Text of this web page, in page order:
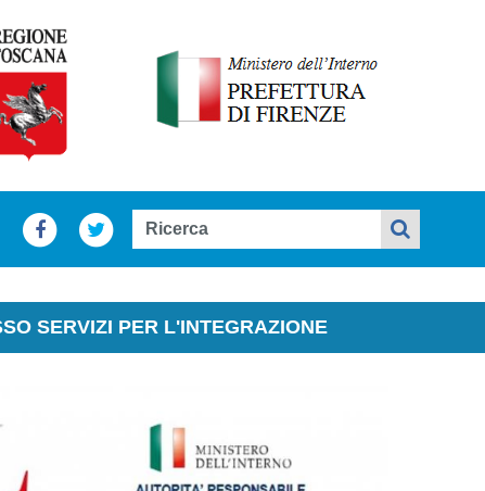
SERVIZI PER L'INTEGRAZIONE